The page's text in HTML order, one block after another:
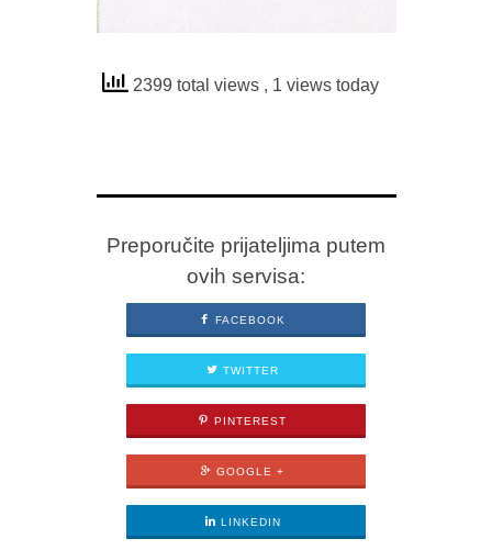
2399 total views , 1 views today
Preporučite prijateljima putem
ovih servisa:
FACEBOOK
TWITTER
PINTEREST
GOOGLE +
LINKEDIN